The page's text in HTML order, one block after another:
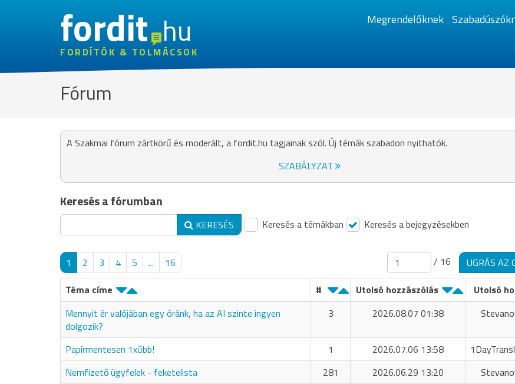
fordithu
FORDÍTÓK & TOLMÁCSOK
Megrendelőknek
Fórum
A Szakmai fórum zártkörű és moderált, a fordit.hu tagjainak szól. Új témák szabadon nyithatók.
SZABÁLYZAT
Keresés a fórumban
KERESÉS Keresés a témákban Keresés a bejegyzésekben
1 2 3 4 5 ... 16 / 16
UGRÁS AZ
Téma címe
# Utolsó hozzászólás
Utolsó
Mennyit ér valójában egy óránk, ha az AI szinte ingyen
dolgozik?
3 2026.08.07 01:38
Papírmentesen 1xűbb! 1 2026.07.06 13:58
Nemfizető ügyfelek - feketelista
281 2026.06.29 13:20